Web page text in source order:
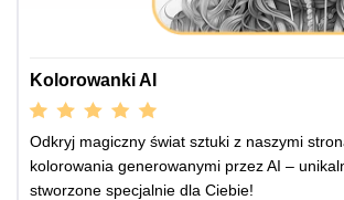
Kolorowanki AI
Odkryj magiczny świat sztuki z naszymi
kolorowania generowanymi przez AI –
stworzone specjalnie dla Ciebie!